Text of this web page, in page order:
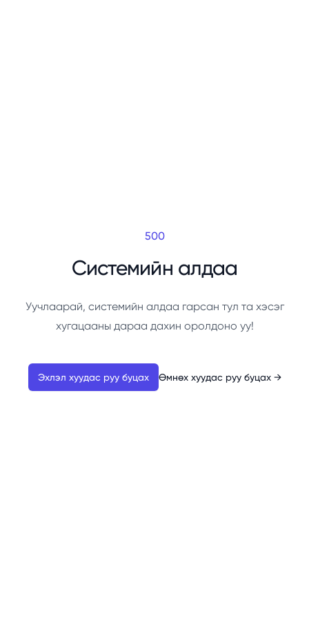
500
Системийн алдаа
Уучлаарай, системийн алдаа гарсан тул та хэсэг
хугацааны дараа дахин оролдоно уу!
Эхлэл хуудас руу буцах Өмнөх хуудас руу буцах →